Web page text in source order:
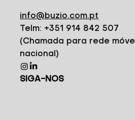
info@buzio.com.pt
Telm: +351 914 842 507
(Chamada para rede móvel
nacional)
SIGA-NOS